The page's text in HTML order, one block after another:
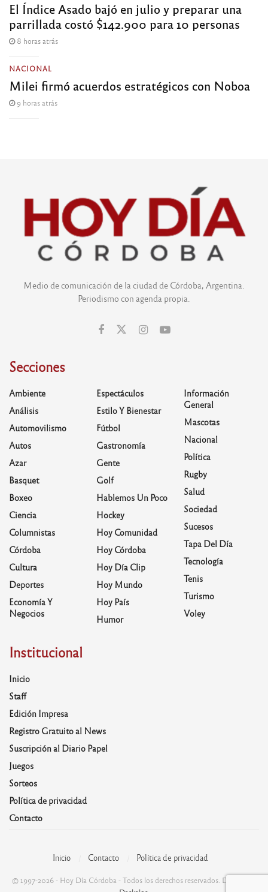
El Índice Asado bajó en julio y preparar una
parrillada costó $142.900 para 10 personas
8 horas atrás
NACIONAL
Milei firmó acuerdos estratégicos con Noboa
9 horas atrás
Medio de comunicación de la ciudad de Córdoba, Argentina.
Periodismo con agenda propia.
Secciones
Ambiente
Análisis
Automovilismo
Autos
Azar
Basquet
Boxeo
Ciencia
Columnistas
Córdoba
Cultura
Deportes
Economía Y
Negocios
Espectáculos
Estilo Y Bienestar
Fútbol
Gastronomía
Gente
Golf
Hablemos Un Poco
Hockey
Hoy Comunidad
Hoy Córdoba
Hoy Día Clip
Hoy Mundo
Hoy País
Humor
Información
General
Mascotas
Nacional
Política
Rugby
Salud
Sociedad
Sucesos
Tapa Del Día
Tecnología
Tenis
Turismo
Voley
Institucional
Inicio
Staff
Edición Impresa
Registro Gratuito al News
Suscripción al Diario Papel
Juegos
Sorteos
Política de privacidad
Contacto
Inicio Contacto Política de privacidad
© 1997-2026 - Hoy Día Córdoba - Todos los derechos reservados. Desarrolla: